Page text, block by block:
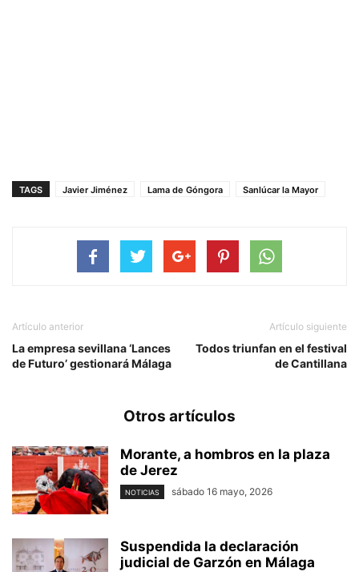
TAGS Javier Jiménez Lama de Góngora Sanlúcar la Mayor
Artículo anterior
La empresa sevillana ‘Lances
de Futuro’ gestionará Málaga
Artículo siguiente
Todos triunfan en el festival
de Cantillana
Otros artículos
Morante, a hombros en la plaza
de Jerez
NOTICIAS sábado 16 mayo, 2026
Suspendida la declaración
judicial de Garzón en Málaga